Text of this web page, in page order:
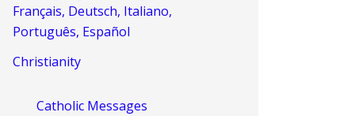
Français, Deutsch, Italiano,
Português, Español
Christianity
Catholic Messages